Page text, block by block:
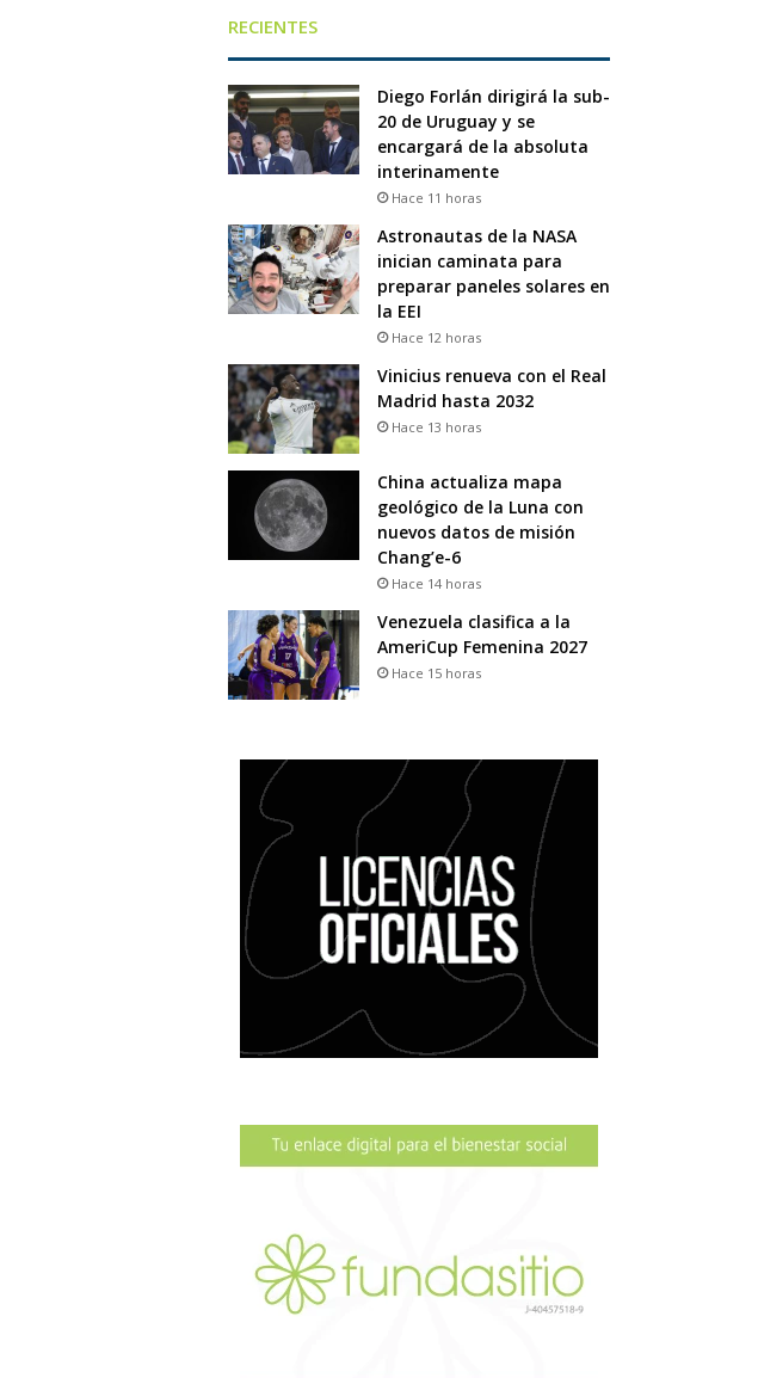
RECIENTES
Diego Forlán dirigirá la sub-
20 de Uruguay y se
encargará de la absoluta
interinamente
Hace 11 horas
Astronautas de la NASA
inician caminata para
preparar paneles solares en
la EEI
Hace 12 horas
Vinicius renueva con el Real
Madrid hasta 2032
Hace 13 horas
China actualiza mapa
geológico de la Luna con
nuevos datos de misión
Chang’e-6
Hace 14 horas
Venezuela clasifica a la
AmeriCup Femenina 2027
Hace 15 horas